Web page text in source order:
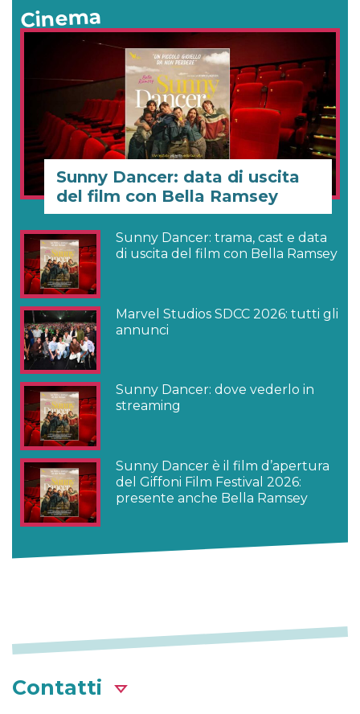
Cinema
Sunny Dancer: data di uscita
del film con Bella Ramsey
Sunny Dancer: trama, cast e data
di uscita del film con Bella Ramsey
Marvel Studios SDCC 2026: tutti gli
annunci
Sunny Dancer: dove vederlo in
streaming
Sunny Dancer è il film d’apertura
del Giffoni Film Festival 2026:
presente anche Bella Ramsey
Contatti